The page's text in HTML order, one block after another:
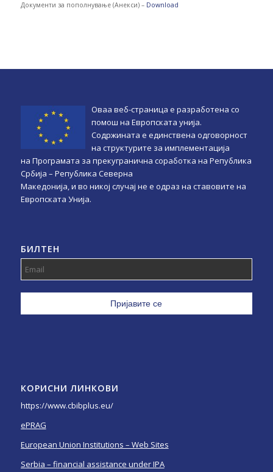
Документи за пополнување (Анекси) – Download
Оваа веб-страница e разработена со
помош на Европската унија.
Содржината е единствена одговорност
на структурите за имплементација
на Програмата за прекугранична соработка на Република
Србија – Република Северна
Македонија, и во никој случај не е одраз на ставовите на
Европската Унија.
БИЛТЕН
КОРИСНИ ЛИНКОВИ
https://www.cbibplus.eu/
ePRAG
European Union Institutions – Web Sites
Serbia – financial assistance under IPA